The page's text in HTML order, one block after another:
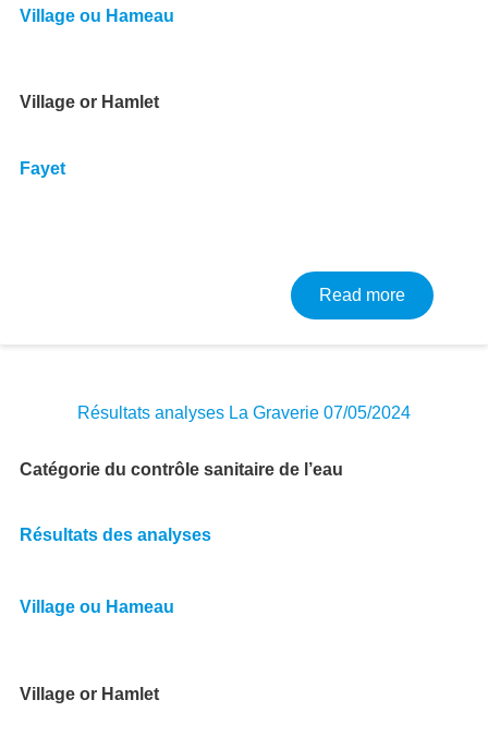
Village ou Hameau
Village or Hamlet
Fayet
Read moreabout
Résultats analyses La Graverie 07/05/2024
Catégorie du contrôle sanitaire de l’eau
Résultats des analyses
Village ou Hameau
Village or Hamlet